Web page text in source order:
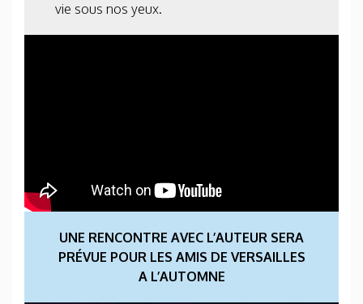
vie sous nos yeux.
UNE RENCONTRE AVEC L’AUTEUR SERA
PRÉVUE POUR LES AMIS DE VERSAILLES
A L’AUTOMNE